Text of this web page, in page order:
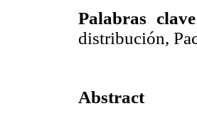
Palabras
distribución,
Abstract